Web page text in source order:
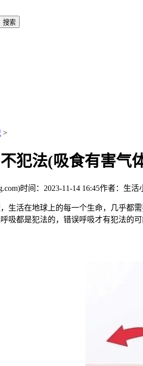
>
犯法(吸食有害气
时间：2023-11-14 16:45作者：生活
生活在地球上的每一个生命，几乎都
吸都是犯法的，错误呼吸才有犯法的可